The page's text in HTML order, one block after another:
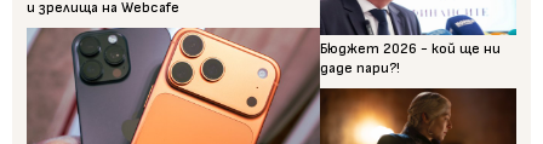
и зрелища на Webcafe
Бюджет 2026 - кой ще ни
даде пари?!